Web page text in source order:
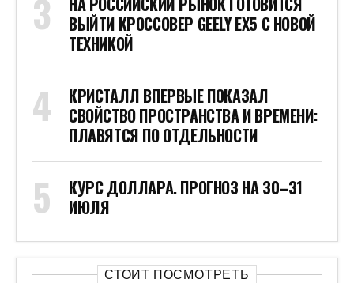
ВЫЙТИ КРОССОВЕР GEELY EX5 С НОВОЙ
ТЕХНИКОЙ
КРИСТАЛЛ ВПЕРВЫЕ ПОКАЗАЛ
СВОЙСТВО ПРОСТРАНСТВА И ВРЕМЕНИ:
ПЛАВЯТСЯ ПО ОТДЕЛЬНОСТИ
КУРС ДОЛЛАРА. ПРОГНОЗ НА 30–31
ИЮЛЯ
СТОИТ ПОСМОТРЕТЬ